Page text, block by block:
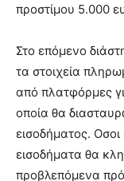
προστίμου 5.000
Στο επόμενο
τα στοιχεία
από πλατφόρμες
οποία θα
εισοδήματος.
εισοδήματα θα
προβλεπόμενα